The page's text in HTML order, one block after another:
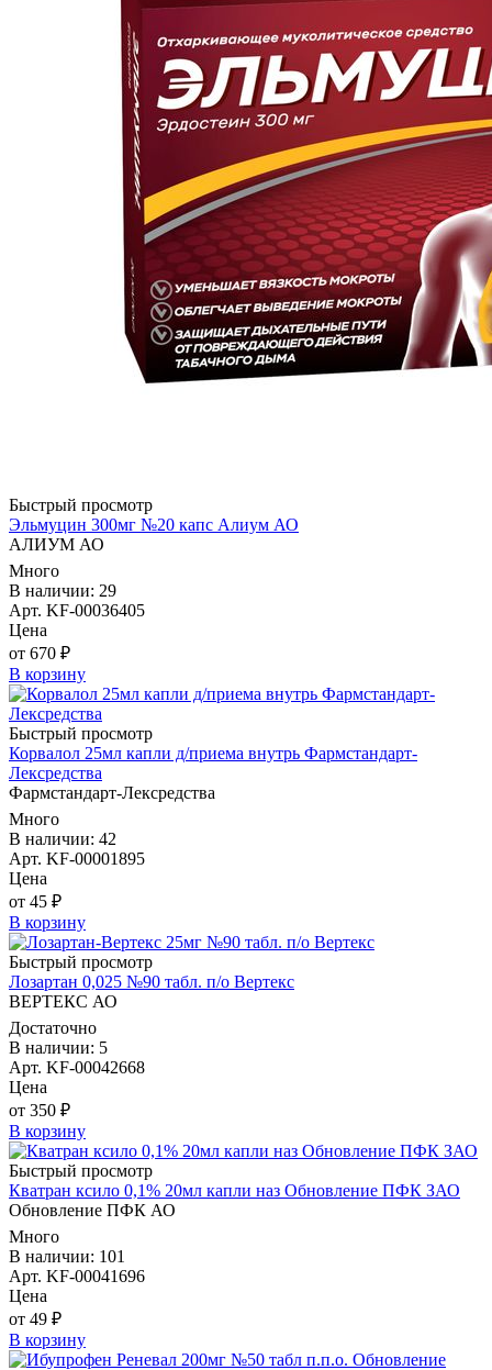
Быстрый просмотр
Эльмуцин 300мг №20 капс Алиум АО
АЛИУМ АО
Много
В наличии: 29
Арт. KF-00036405
Цена
от 670 ₽
В корзину
Быстрый просмотр
Корвалол 25мл капли д/приема внутрь Фармстандарт-
Лексредства
Фармстандарт-Лексредства
Много
В наличии: 42
Арт. KF-00001895
Цена
от 45 ₽
В корзину
Быстрый просмотр
Лозартан 0,025 №90 табл. п/о Вертекс
ВЕРТЕКС АО
Достаточно
В наличии: 5
Арт. KF-00042668
Цена
от 350 ₽
В корзину
Быстрый просмотр
Кватран ксило 0,1% 20мл капли наз Обновление ПФК ЗАО
Обновление ПФК АО
Много
В наличии: 101
Арт. KF-00041696
Цена
от 49 ₽
В корзину